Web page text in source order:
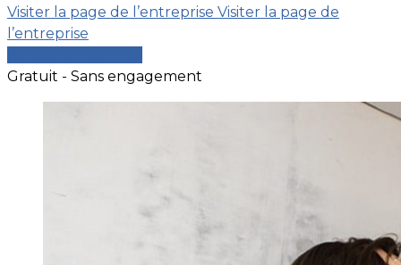
Visiter la page de l’entreprise Visiter la page de
l’entreprise
Gratuit - Sans engagement